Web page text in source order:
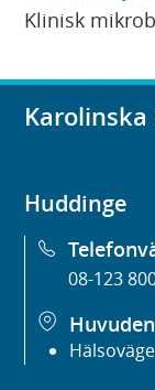
Klinisk
Huddinge
08-123